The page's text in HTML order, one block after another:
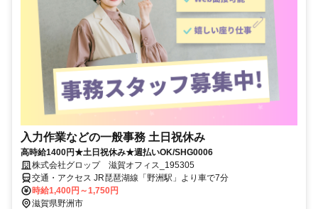
入力作業などの一般事務 土日祝休み
高時給1400円★土日祝休み★週払いOK/SHG0006
株式会社グロップ 滋賀オフィス_195305
交通・アクセス JR琵琶湖線「野洲駅」より車で7分
時給1,400円～1,750円
滋賀県野洲市